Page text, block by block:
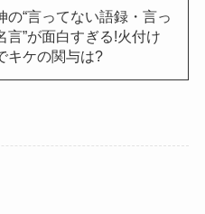
の“言ってない語録・言っ
言”が面白すぎる!火付け
キケの関与は?